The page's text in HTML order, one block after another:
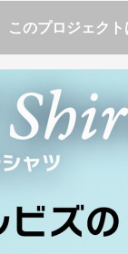
このプロジェク